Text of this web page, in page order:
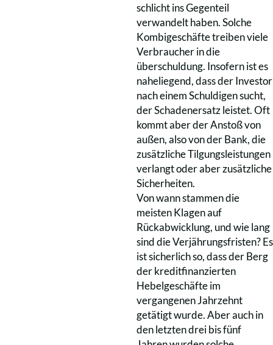
schlicht ins Gegenteil
verwandelt haben. Solche
Kombigeschäfte treiben viele
Verbraucher in die
überschuldung. Insofern ist es
naheliegend, dass der Investor
nach einem Schuldigen sucht,
der Schadenersatz leistet. Oft
kommt aber der Anstoß von
außen, also von der Bank, die
zusätzliche Tilgungsleistungen
verlangt oder aber zusätzliche
Sicherheiten.
Von wann stammen die
meisten Klagen auf
Rückabwicklung, und wie lang
sind die Verjährungsfristen? Es
ist sicherlich so, dass der Berg
der kreditfinanzierten
Hebelgeschäfte im
vergangenen Jahrzehnt
getätigt wurde. Aber auch in
den letzten drei bis fünf